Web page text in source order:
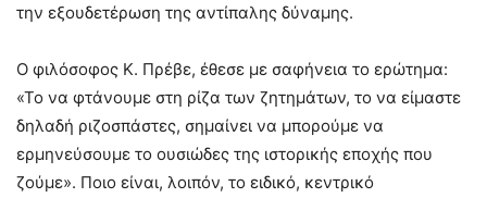
την εξουδετέρωση της αντίπαλης δύναμης.
Ο φιλόσοφος Κ. Πρέβε, έθεσε με σαφήνεια το ερώτημα:
«Το να φτάνουμε στη ρίζα των ζητημάτων, το να είμαστε
δηλαδή ριζοσπάστες, σημαίνει να μπορούμε να
ερμηνεύσουμε το ουσιώδες της ιστορικής εποχής που
ζούμε». Ποιο είναι, λοιπόν, το ειδικό, κεντρικό